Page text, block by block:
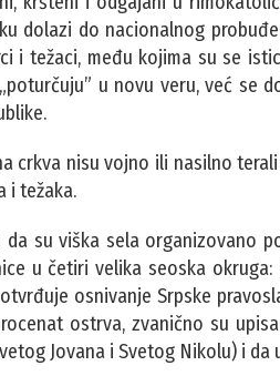
dolazi do nacionalnog
i težaci, među kojima su se
u novu veru, već se
crkva nisu vojno ili nasilno
i težaka.
su viška sela organizovano
u četiri velika seoska okruga:
osnivanje Srpske
ostrva, zvanično su
Jovana i Svetog Nikolu) i